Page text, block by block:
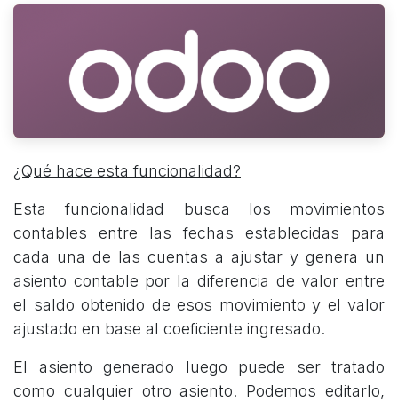
¿Qué hace esta funcionalidad?
Esta funcionalidad busca los movimientos
contables entre las fechas establecidas para
cada una de las cuentas a ajustar y genera un
asiento contable por la diferencia de valor entre
el saldo obtenido de esos movimiento y el valor
ajustado en base al coeficiente ingresado.
El asiento generado luego puede ser tratado
como cualquier otro asiento. Podemos editarlo,